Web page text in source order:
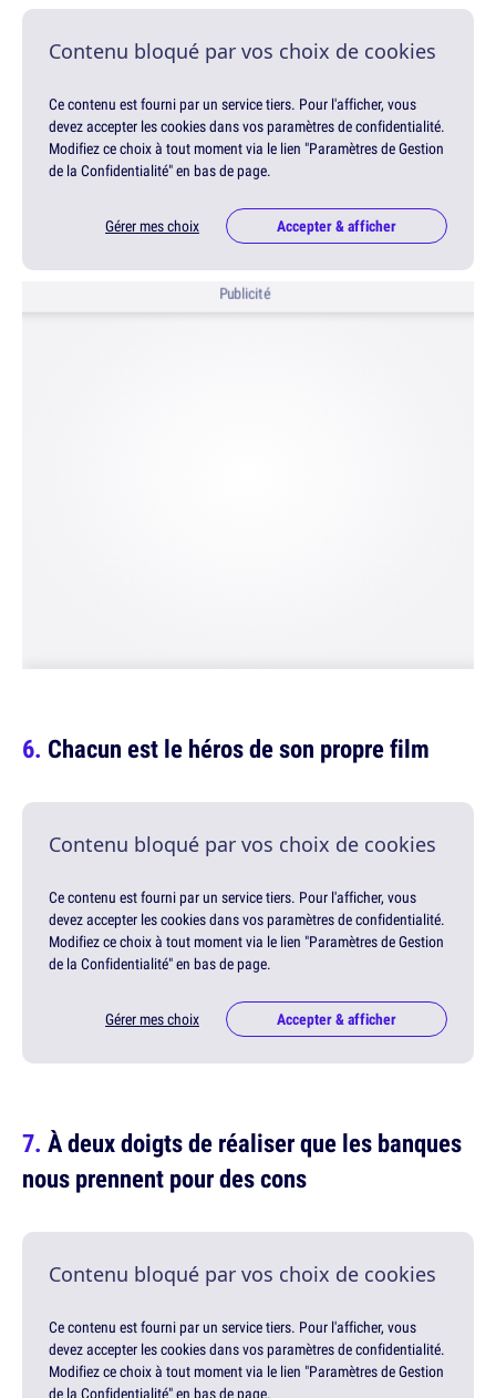
Contenu bloqué par vos choix de cookies
Ce contenu est fourni par un service tiers. Pour l'afficher, vous
devez accepter les cookies dans vos paramètres de confidentialité.
Modifiez ce choix à tout moment via le lien "Paramètres de Gestion
de la Confidentialité" en bas de page.
Gérer mes choix Accepter & afficher
Publicité
Chacun est le héros de son propre film
Contenu bloqué par vos choix de cookies
Ce contenu est fourni par un service tiers. Pour l'afficher, vous
devez accepter les cookies dans vos paramètres de confidentialité.
Modifiez ce choix à tout moment via le lien "Paramètres de Gestion
de la Confidentialité" en bas de page.
Gérer mes choix Accepter & afficher
À deux doigts de réaliser que les banques
nous prennent pour des cons
Contenu bloqué par vos choix de cookies
Ce contenu est fourni par un service tiers. Pour l'afficher, vous
devez accepter les cookies dans vos paramètres de confidentialité.
Modifiez ce choix à tout moment via le lien "Paramètres de Gestion
de la Confidentialité" en bas de page.